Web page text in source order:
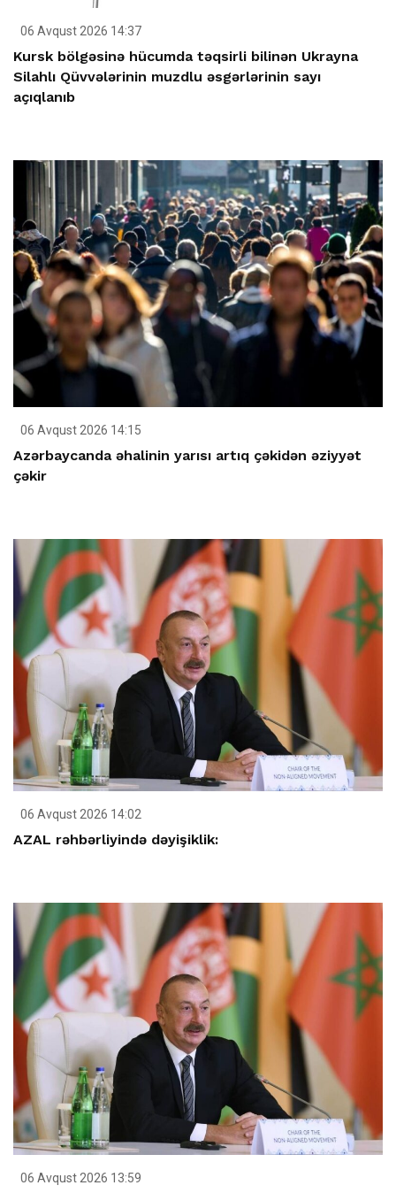
06 Avqust 2026 14:37
Kursk bölgəsinə hücumda təqsirli bilinən Ukrayna
Silahlı Qüvvələrinin muzdlu əsgərlərinin sayı
açıqlanıb
06 Avqust 2026 14:15
Azərbaycanda əhalinin yarısı artıq çəkidən əziyyət
çəkir
06 Avqust 2026 14:02
AZAL rəhbərliyində dəyişiklik:
06 Avqust 2026 13:59